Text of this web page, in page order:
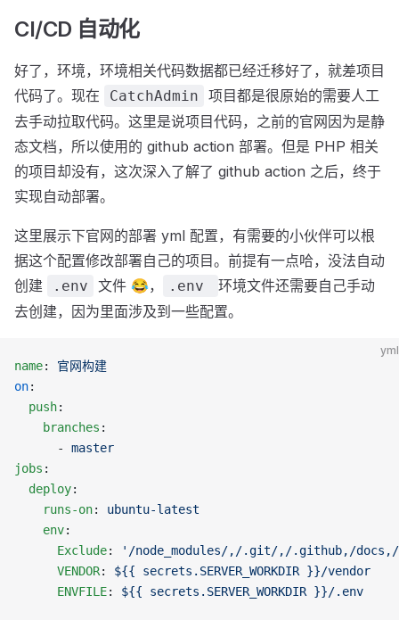
CI/CD 自动化
好了，环境，环境相关代码数据都已经迁移好了，就差项目
代码了。现在
CatchAdmin
项目都是很原始的需要人工
去手动拉取代码。这里是说项目代码，之前的官网因为是静
态文档，所以使用的 github action 部署。但是 PHP 相关
的项目却没有，这次深入了解了 github action 之后，终于
实现自动部署。
这里展示下官网的部署 yml 配置，有需要的小伙伴可以根
据这个配置修改部署自己的项目。前提有一点哈，没法自动
创建
.env 文件 😂， .env
环境文件还需要自己手动
去创建，因为里面涉及到一些配置。
yml
name: 官网构建
on:
  push
:
    branches
:
      -
master
jobs :
  deploy
:
    runs-on
: ubuntu-latest
    env
:
      Exclude
:
'/node_modules/,/.git/,/.github,/
      VENDOR
: ${{ secrets.SERVER_WORKDIR }}/vendor
      ENVFILE
: ${{ secrets.SERVER_WORKDIR }}/.env